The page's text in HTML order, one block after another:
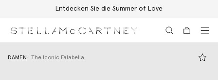
Entdecken Sie die Summer of Love
DAMEN The Iconic Falabella